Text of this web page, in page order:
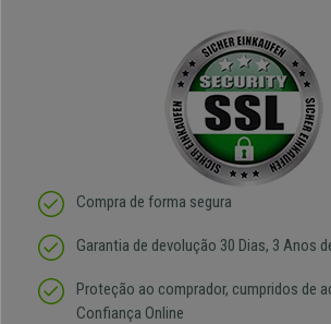
Compra de forma segura
Garantia de devolução 30 Dias, 3 Anos
Proteção ao comprador, cumpridos de
Confiança Online